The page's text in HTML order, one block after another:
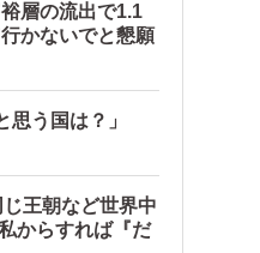
層の流出で1.1
かないでと懇願
思う国は？」
王朝など世界中
からすれば『だ